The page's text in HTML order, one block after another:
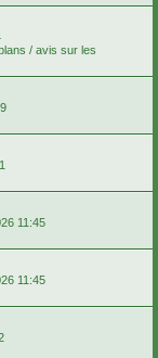
/ avis sur les
11:45
11:45